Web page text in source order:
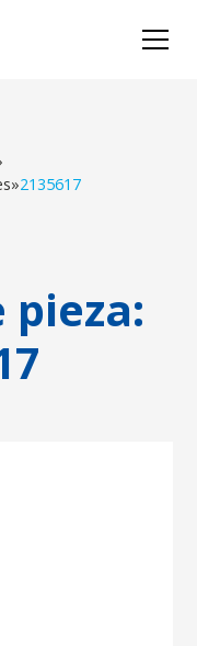
»2135617
pieza: